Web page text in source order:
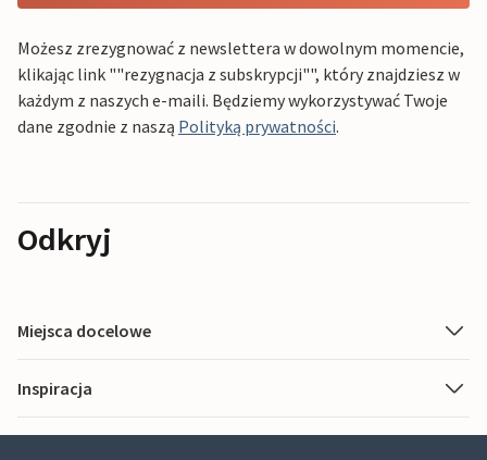
Możesz zrezygnować z newslettera w dowolnym momencie,
klikając link ""rezygnacja z subskrypcji"", który znajdziesz w
każdym z naszych e-maili. Będziemy wykorzystywać Twoje
dane zgodnie z naszą Polityką prywatności.
Odkryj
Miejsca docelowe
Inspiracja